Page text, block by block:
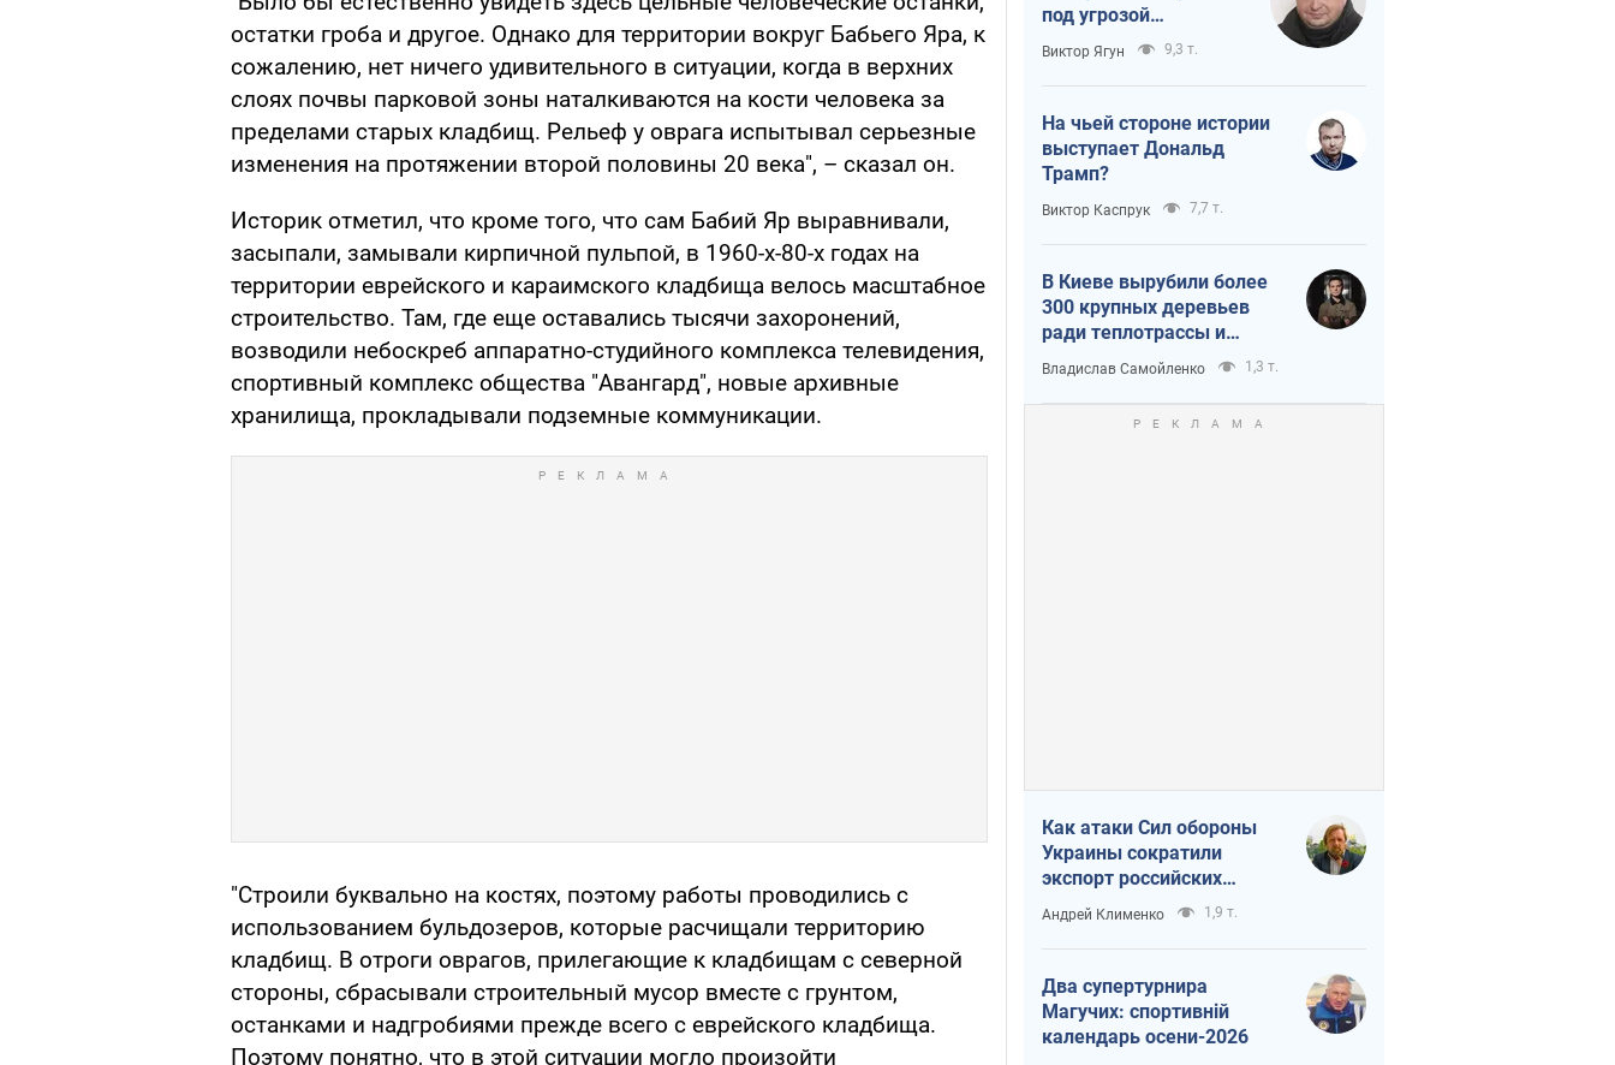
остатки гроба и другое. Однако для территории вокруг Бабьего Яра, к
сожалению, нет ничего удивительного в ситуации, когда в верхних
слоях почвы парковой зоны наталкиваются на кости человека за
пределами старых кладбищ. Рельеф у оврага испытывал серьезные
изменения на протяжении второй половины 20 века", – сказал он.
Историк отметил, что кроме того, что сам Бабий Яр выравнивали,
засыпали, замывали кирпичной пульпой, в 1960-х-80-х годах на
территории еврейского и караимского кладбища велось масштабное
строительство. Там, где еще оставались тысячи захоронений,
возводили небоскреб аппаратно-студийного комплекса телевидения,
спортивный комплекс общества "Авангард", новые архивные
хранилища, прокладывали подземные коммуникации.
"Строили буквально на костях, поэтому работы проводились с
использованием бульдозеров, которые расчищали территорию
кладбищ. В отроги оврагов, прилегающие к кладбищам с северной
стороны, сбрасывали строительный мусор вместе с грунтом,
останками и надгробиями прежде всего с еврейского кладбища.
Поэтому понятно, что в этой ситуации могло произойти
под угрозой
критическая
логистика
Виктор Ягун 9,3 т.
На чьей стороне истории
выступает Дональд
Трамп?
Виктор Каспрук 7,7 т.
В Киеве вырубили более
300 крупных деревьев
ради теплотрассы и
вопреки Генплану
Владислав Самойленко 1,3 т.
Как атаки Сил обороны
Украины сократили
экспорт российских
нефтепродуктов
Андрей Клименко 1,9 т.
Два супертурнира
Магучих: спортивній
календарь осени-2026